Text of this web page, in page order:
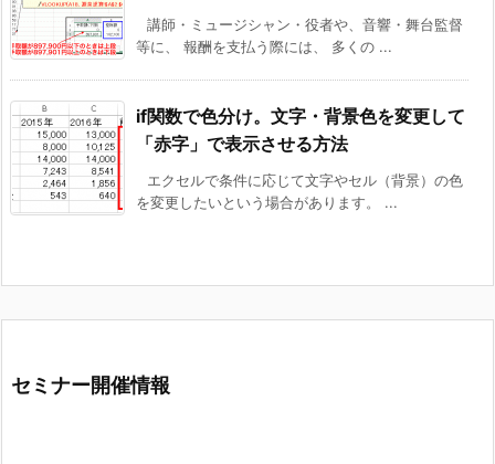
講師・ミュージシャン・役者や、音響・舞台監督
等に、 報酬を支払う際には、 多くの ...
if関数で色分け。文字・背景色を変更して
「赤字」で表示させる方法
エクセルで条件に応じて文字やセル（背景）の色
を変更したいという場合があります。 ...
セミナー開催情報